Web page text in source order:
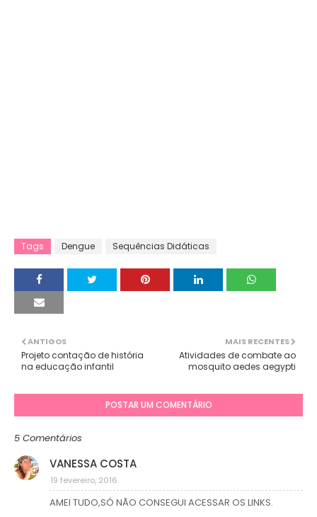
Tags Dengue Sequências Didáticas
MAIS RECENTES
Atividades de combate ao
mosquito aedes aegypti
ANTIGOS
Projeto contação de história
na educação infantil
POSTAR UM COMENTÁRIO
5 Comentários
VANESSA COSTA
19 fevereiro, 2016
AMEI TUDO,SÓ NÃO CONSEGUI ACESSAR OS LINKS.